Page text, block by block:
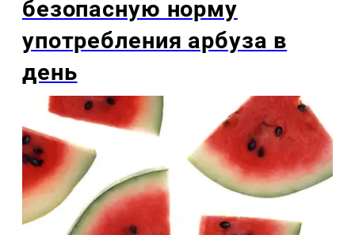
безопасную норму
употребления арбуза в
день